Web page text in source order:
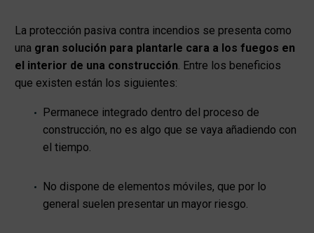
La protección pasiva contra incendios se presenta como
una gran solución para plantarle cara a los fuegos en
el interior de una construcción. Entre los beneficios
que existen están los siguientes:
Permanece integrado dentro del proceso de
construcción, no es algo que se vaya añadiendo con
el tiempo.
No dispone de elementos móviles, que por lo
general suelen presentar un mayor riesgo.